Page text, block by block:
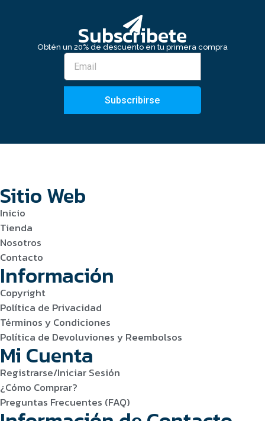
Subscribete
Obtén un 20% de descuento en tu primera compra
Subscribirse
Sitio Web
Inicio
Tienda
Nosotros
Contacto
Información
Copyright
Política de Privacidad
Términos y Condiciones
Política de Devoluviones y Reembolsos
Mi Cuenta
Registrarse/Iniciar Sesión
¿Cómo Comprar?
Preguntas Frecuentes (FAQ)